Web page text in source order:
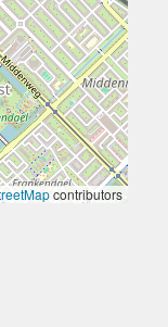
contributors